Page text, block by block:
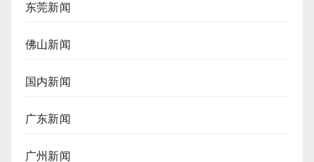
东莞新闻
佛山新闻
国内新闻
广东新闻
广州新闻